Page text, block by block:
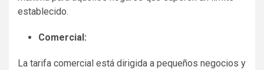
establecido.
Comercial:
La tarifa comercial está dirigida a pequeños negocios y